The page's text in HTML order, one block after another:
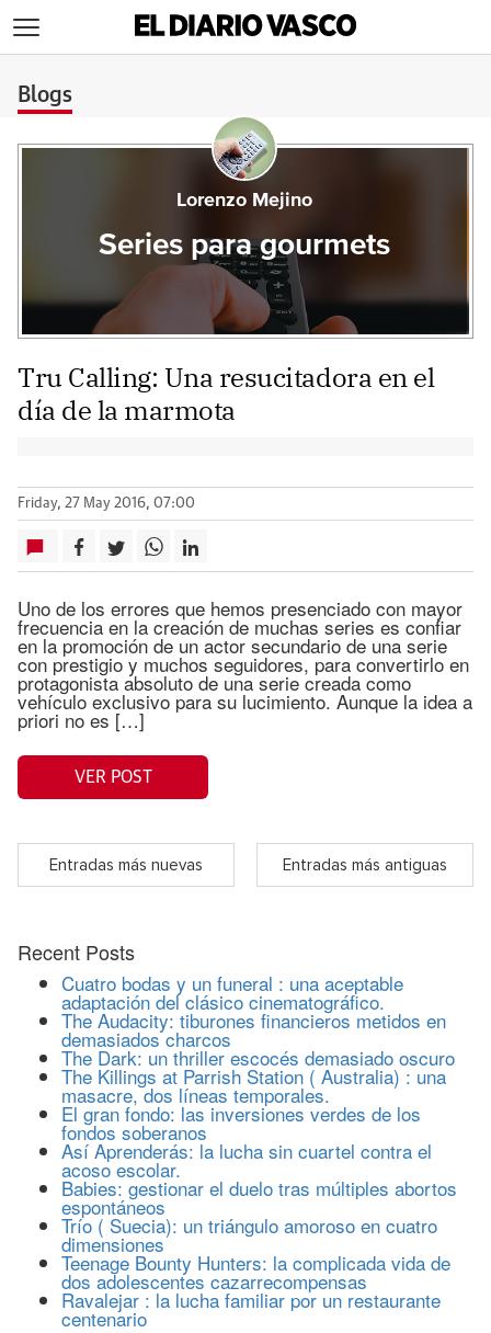
Blogs
Lorenzo Mejino
Series para gourmets
Tru Calling: Una resucitadora en el
día de la marmota
Friday, 27 May 2016, 07:00
Uno de los errores que hemos presenciado con mayor
frecuencia en la creación de muchas series es confiar
en la promoción de un actor secundario de una serie
con prestigio y muchos seguidores, para convertirlo en
protagonista absoluto de una serie creada como
vehículo exclusivo para su lucimiento. Aunque la idea a
priori no es […]
VER POST
Entradas más nuevas Entradas más antiguas
Recent Posts
Cuatro bodas y un funeral : una aceptable
adaptación del clásico cinematográfico.
The Audacity: tiburones financieros metidos en
demasiados charcos
The Dark: un thriller escocés demasiado oscuro
The Killings at Parrish Station ( Australia) : una
masacre, dos líneas temporales.
El gran fondo: las inversiones verdes de los
fondos soberanos
Así Aprenderás: la lucha sin cuartel contra el
acoso escolar.
Babies: gestionar el duelo tras múltiples abortos
espontáneos
Trío ( Suecia): un triángulo amoroso en cuatro
dimensiones
Teenage Bounty Hunters: la complicada vida de
dos adolescentes cazarrecompensas
Ravalejar : la lucha familiar por un restaurante
centenario